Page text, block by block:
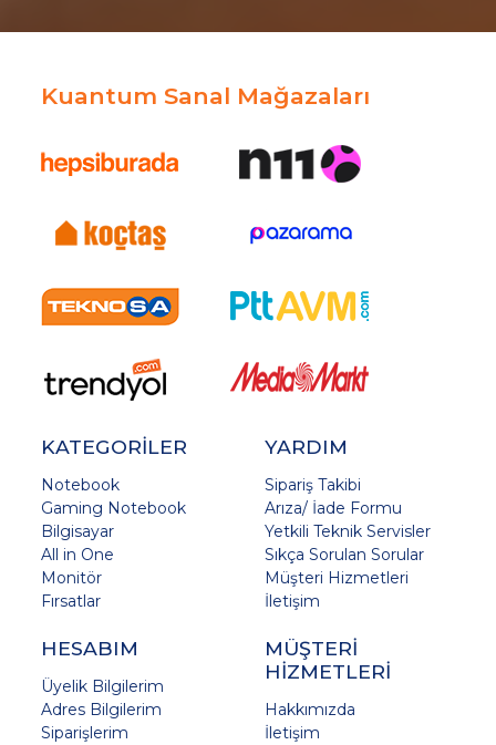
Kuantum Sanal Mağazaları
KATEGORİLER
Notebook
Gaming Notebook
Bilgisayar
All in One
Monitör
Fırsatlar
YARDIM
Sipariş Takibi
Arıza/ İade Formu
Yetkili Teknik Servisler
Sıkça Sorulan Sorular
Müşteri Hizmetleri
İletişim
HESABIM
Üyelik Bilgilerim
Adres Bilgilerim
Siparişlerim
MÜŞTERİ
HİZMETLERİ
Hakkımızda
İletişim